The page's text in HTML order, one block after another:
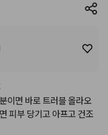
이면 바로 트러블올라오
피부 당기고아프고 건조